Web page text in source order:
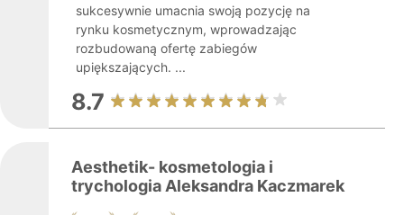
sukcesywnie umacnia swoją pozycję na
rynku kosmetycznym, wprowadzając
rozbudowaną ofertę zabiegów
upiększających. ...
8.7
Aesthetik- kosmetologia i
trychologia Aleksandra Kaczmarek